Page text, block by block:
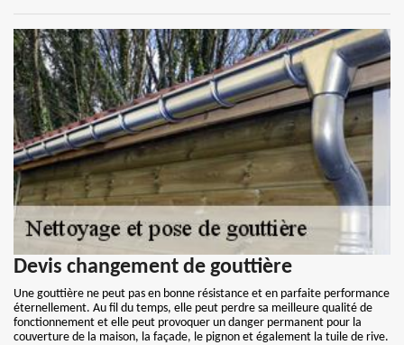
Devis changement de gouttière
Une gouttière ne peut pas en bonne résistance et en parfaite performance
éternellement. Au fil du temps, elle peut perdre sa meilleure qualité de
fonctionnement et elle peut provoquer un danger permanent pour la
couverture de la maison, la façade, le pignon et également la tuile de rive.